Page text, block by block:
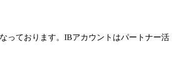
っております。IBアカウントはパートナー活